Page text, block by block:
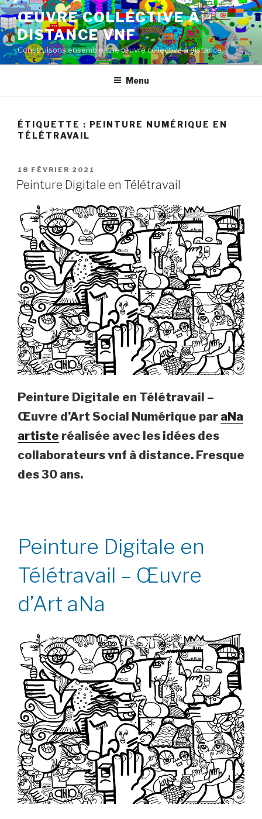
Aller
au
contenu
principal
ŒUVRE COLLECTIVE À
DISTANCE VNF
Construisons ensemble une œuvre collective à distance.
Menu
ÉTIQUETTE : PEINTURE NUMÉRIQUE EN
TÉLÉTRAVAIL
PUBLIÉ
LE
18 FÉVRIER 2021
Peinture Digitale en Télétravail
Peinture Digitale en Télétravail –
Œuvre d’Art Social Numérique par aNa
artiste réalisée avec les idées des
collaborateurs vnf à distance. Fresque
des 30 ans.
Peinture Digitale en
Télétravail – Œuvre
d’Art aNa